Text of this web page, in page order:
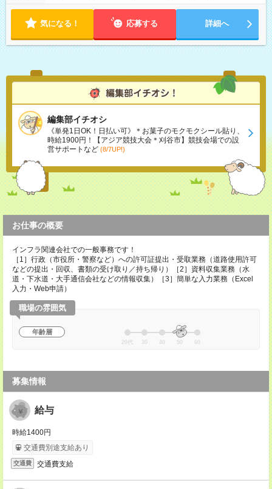
気になる！ 応募する 詳細へ
編集部イチオシ
《単発1日OK！日払い可》＊お菓子のモクモクシール貼り、
時給1900円！【アジア競技大会＊刈谷市】競技会場での設
営サポートなど (8/7UP!)
お仕事の概要
インフラ関連会社での一般事務です！
［1］行政（市役所・警察など）への許可証提出・受取業務（道路使用許可
などの提出・回収、書類の受け取り／持ち帰り）［2］資料収集業務（水
道・下水道・大手通信会社などの情報収集）［3］簡単な入力業務（Excel
入力・Web申請）
職場の雰囲気
年齢層
20代 30 40 50 60
募集情報
給与
時給1400円
交通費別途支給あり
交通費 交通費支給